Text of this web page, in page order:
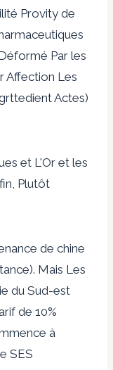
Provity de
Par les
Affection Les
Actes)
et L'Or et les
Plutôt
de chine
Mais Les
du Sud-est
de 10%
à
SES